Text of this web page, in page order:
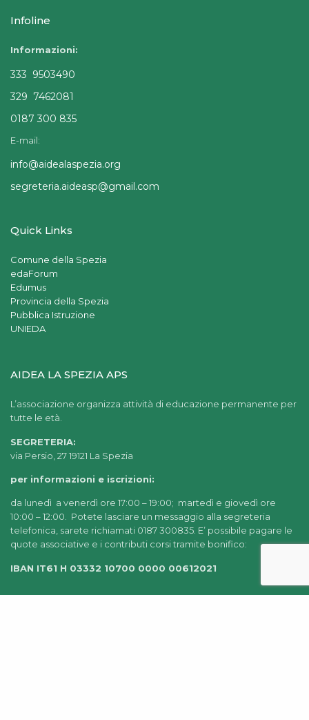
Infoline
Informazioni:
333 9503490
329 7462081
0187 300 835
E-mail:
info@aidealaspezia.org
segreteria.aideasp@gmail.com
Quick Links
Comune della Spezia
edaForum
Edumus
Provincia della Spezia
Pubblica Istruzione
UNIEDA
AIDEA LA SPEZIA APS
L’associazione organizza attività di educazione permanente per
tutte le età.
SEGRETERIA:
via Persio, 27 19121 La Spezia
per informazioni e iscrizioni:
da lunedì a venerdì ore 17:00 – 19:00; martedì e giovedì ore
10:00 – 12:00. Potete lasciare un messaggio alla segreteria
telefonica, sarete richiamati 0187 300835. E’ possibile pagare le
quote associative e i contributi corsi tramite bonifico:
IBAN IT61 H 03332 10700 0000 00612021